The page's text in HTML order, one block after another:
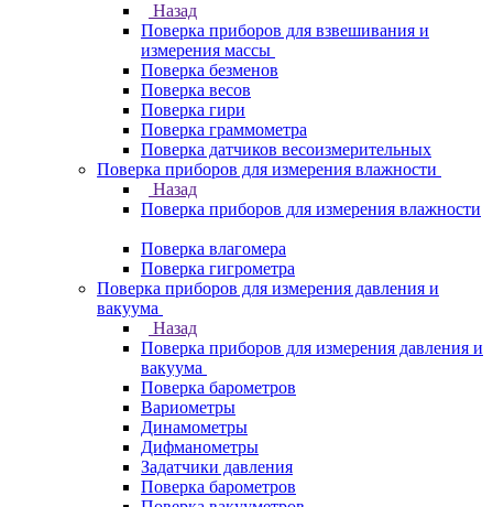
Назад
Поверка приборов для взвешивания и
измерения массы
Поверка безменов
Поверка весов
Поверка гири
Поверка граммометра
Поверка датчиков весоизмерительных
Поверка приборов для измерения влажности
Назад
Поверка приборов для измерения влажности
Поверка влагомера
Поверка гигрометра
Поверка приборов для измерения давления и
вакуума
Назад
Поверка приборов для измерения давления и
вакуума
Поверка барометров
Вариометры
Динамометры
Дифманометры
Задатчики давления
Поверка барометров